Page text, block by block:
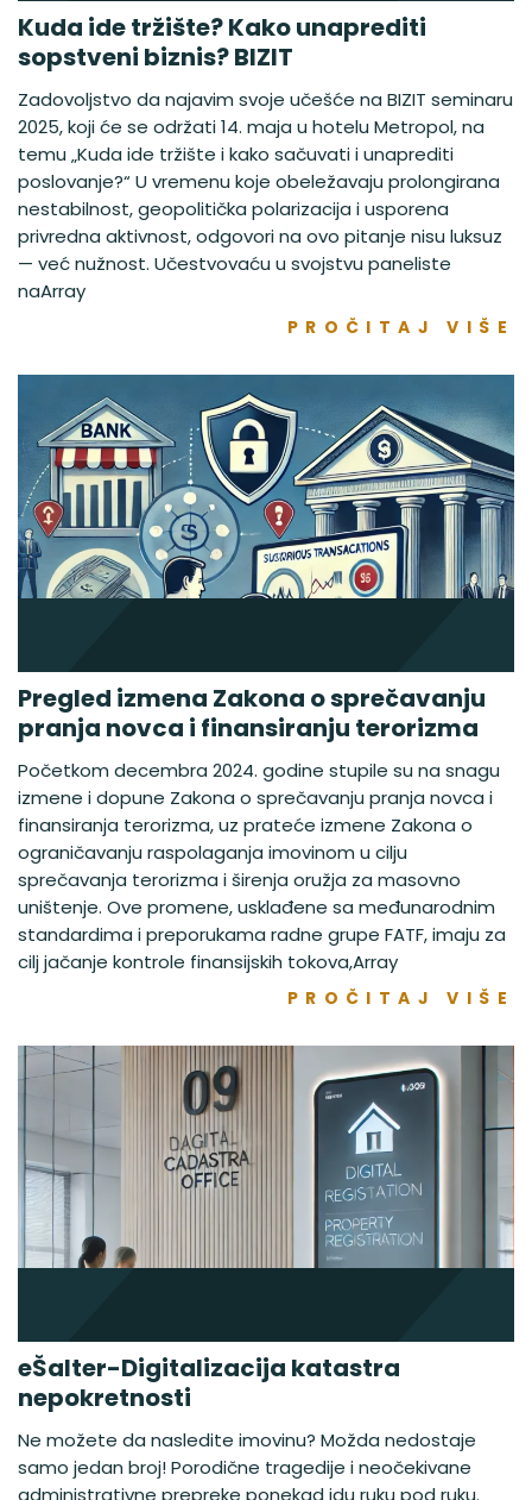
Kuda ide tržište? Kako unaprediti
sopstveni biznis? BIZIT
Zadovoljstvo da najavim svoje učešće na BIZIT seminaru
2025, koji će se održati 14. maja u hotelu Metropol, na
temu „Kuda ide tržište i kako sačuvati i unaprediti
poslovanje?“ U vremenu koje obeležavaju prolongirana
nestabilnost, geopolitička polarizacija i usporena
privredna aktivnost, odgovori na ovo pitanje nisu luksuz
— već nužnost. Učestvovaću u svojstvu paneliste
naArray
PROČITAJ VIŠE
Pregled izmena Zakona o sprečavanju
pranja novca i finansiranju terorizma
Početkom decembra 2024. godine stupile su na snagu
izmene i dopune Zakona o sprečavanju pranja novca i
finansiranja terorizma, uz prateće izmene Zakona o
ograničavanju raspolaganja imovinom u cilju
sprečavanja terorizma i širenja oružja za masovno
uništenje. Ove promene, usklađene sa međunarodnim
standardima i preporukama radne grupe FATF, imaju za
cilj jačanje kontrole finansijskih tokova,Array
PROČITAJ VIŠE
eŠalter-Digitalizacija katastra
nepokretnosti
Ne možete da nasledite imovinu? Možda nedostaje
samo jedan broj! Porodične tragedije i neočekivane
administrativne prepreke ponekad idu ruku pod ruku.